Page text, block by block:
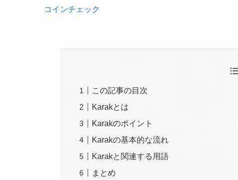
コインチェック
この記事の目次
Karakとは
Karakのポイント
Karakの基本的な流れ
Karakと関連する用語
まとめ